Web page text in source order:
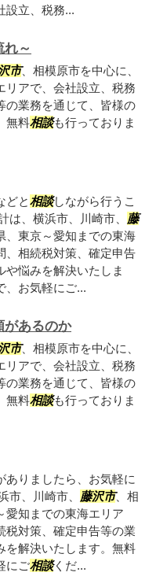
設立、税務...
～
市、相模原市を中心に、
リアで、会社設立、税務
の業務を通じて、皆様の
無料相談も行っておりま
どと相談しながら行うこ
は、横浜市、川崎市、 藤
、東京～愛知までの東海
、相続税対策、確定申告
や悩みを解決いたしま
、お気軽にご...
があるのか
市、相模原市を中心に、
リアで、会社設立、税務
の業務を通じて、皆様の
無料相談も行っておりま
ありましたら、お気軽に
市、川崎市、 藤沢市、相
愛知までの東海エリア
税対策、確定申告等の業
を解決いたします。無料
にご相談くだ...